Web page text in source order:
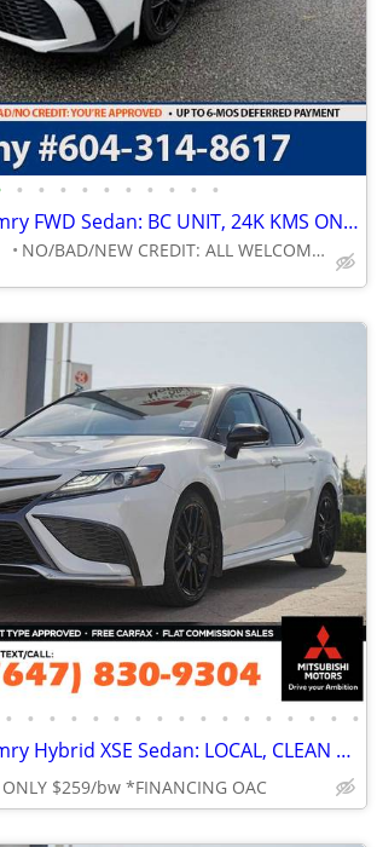
• • • • • • • • • •
2025 Toyota Camry FWD Sedan: BC UNIT, 24K KMS ONLY!
NO/BAD/NEW CREDIT: ALL WELCOME!
• • • • • • • • • • • • • • • • •
2021 Toyota Camry Hybrid XSE Sedan: LOCAL, CLEAN TITLE
ONLY $259/bw *FINANCING OAC